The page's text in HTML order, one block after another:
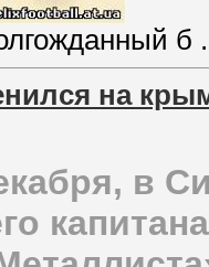
б
на
в